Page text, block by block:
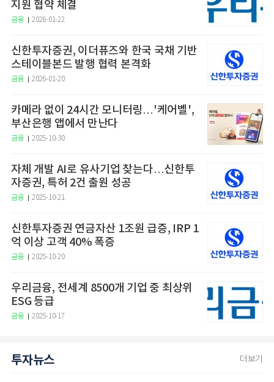
지원 협약 체결
금융 2026-01-22
신한투자증권, 이더퓨즈와 한국 국채 기반
스테이블본드 발행 협력 본격화
금융 2026-01-20
카메라 없이 24시간 모니터링…'케어벨',
부산은행 앱에서 만난다
금융 2025-10-30
자체 개발 AI로 유사기업 찾는다…신한투
자증권, 특허 2건 출원 성공
금융 2025-10-21
신한투자증권 연금자산 1조원 급증, IRP 1
억 이상 고객 40% 폭증
금융 2025-10-20
우리금융, 전세계 8500개 기업 중 최상위
ESG 등급
금융 2025-10-17
투자뉴스 더보기